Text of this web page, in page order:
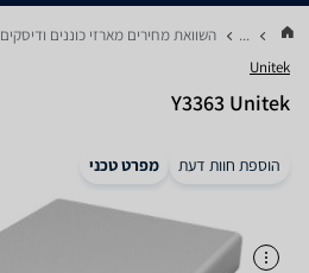
... השוואת מחירים מארזי כוננים ודיסקים
Unitek
Y3363 Unitek
הוספת חוות דעת מפרט טכני